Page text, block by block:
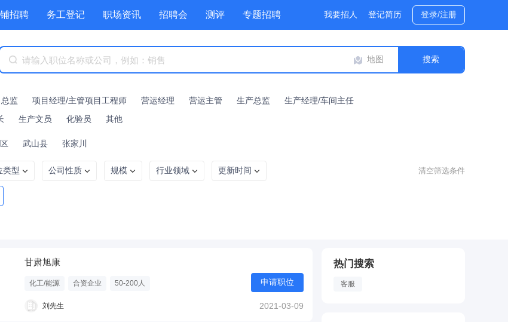
招聘 务工登记 职场资讯 招聘会 测评 专题招聘 我要招人 登记简历 登录/注册
地图
监 项目经理/主管项目工程师 营运经理 营运主管 生产总监
生产经理/车间主任
生产文员 化验员 其他
武山县 张家川
类型 公司性质 规模 行业领域 更新时间 清空筛选条件
甘肃旭康
化工/能源 合资企业 50-200人 申请职位
刘先生 2021-03-09
热门搜索
客服